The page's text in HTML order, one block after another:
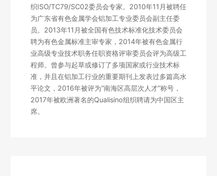
织ISO/TC79/SC02委员会专家。2010年11月被聘任
为广东省有色金属学会铝加工专业委员会副主任委
员。2013年11月被全国有色技术标准化技术委员会
聘为有色金属标准主审专家，2014年被有色金属行
业高级专业技术职务任职资格评审委员会评为高级工
程师。曾参与起草或修订了多项国家或行业技术标
准，并且在铝加工行业的重要期刊上发表过多篇高水
平论文，2016年被评为“南海区高层次人才”称号，
2017年被欧洲著名的Qualisino组织聘请为中国区主
席。